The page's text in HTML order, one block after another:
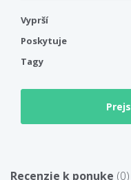
Vyprší
Poskytuje
Tagy
Recenzie k ponuke (0)